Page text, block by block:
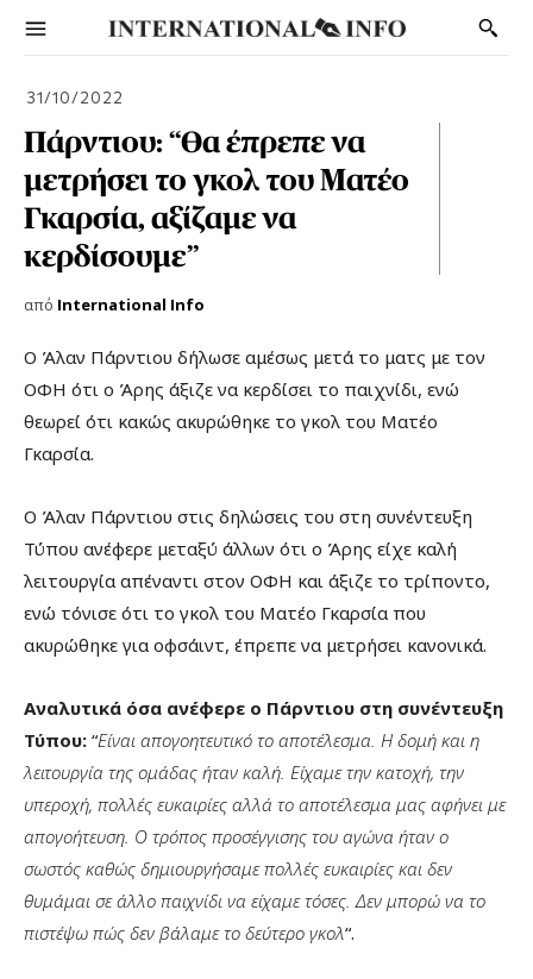
31/10/2022
Πάρντιου: “Θα έπρεπε να
μετρήσει το γκολ του Ματέο
Γκαρσία, αξίζαμε να
κερδίσουμε”
από International Info
Ο Άλαν Πάρντιου δήλωσε αμέσως μετά το ματς με τον
ΟΦΗ ότι ο Άρης άξιζε να κερδίσει το παιχνίδι, ενώ
θεωρεί ότι κακώς ακυρώθηκε το γκολ του Ματέο
Γκαρσία.
Ο Άλαν Πάρντιου στις δηλώσεις του στη συνέντευξη
Τύπου ανέφερε μεταξύ άλλων ότι ο Άρης είχε καλή
λειτουργία απέναντι στον ΟΦΗ και άξιζε το τρίποντο,
ενώ τόνισε ότι το γκολ του Ματέο Γκαρσία που
ακυρώθηκε για οφσάιντ, έπρεπε να μετρήσει κανονικά.
Αναλυτικά όσα ανέφερε ο Πάρντιου στη συνέντευξη
Τύπου: “Είναι απογοητευτικό το αποτέλεσμα. Η δομή και η
λειτουργία της ομάδας ήταν καλή. Είχαμε την κατοχή, την
υπεροχή, πολλές ευκαιρίες αλλά το αποτέλεσμα μας αφήνει με
απογοήτευση. Ο τρόπος προσέγγισης του αγώνα ήταν ο
σωστός καθώς δημιουργήσαμε πολλές ευκαιρίες και δεν
θυμάμαι σε άλλο παιχνίδι να είχαμε τόσες. Δεν μπορώ να το
πιστέψω πώς δεν βάλαμε το δεύτερο γκολ“.